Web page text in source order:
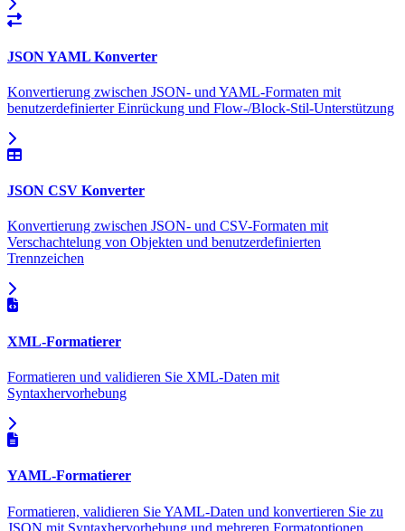
JSON YAML Konverter
Konvertierung zwischen JSON- und YAML-Formaten mit
benutzerdefinierter Einrückung und Flow-/Block-Stil-Unterstützung
JSON CSV Konverter
Konvertierung zwischen JSON- und CSV-Formaten mit
Verschachtelung von Objekten und benutzerdefinierten
Trennzeichen
XML-Formatierer
Formatieren und validieren Sie XML-Daten mit
Syntaxhervorhebung
YAML-Formatierer
Formatieren, validieren Sie YAML-Daten und konvertieren Sie zu
JSON mit Syntaxhervorhebung und mehreren Formatoptionen